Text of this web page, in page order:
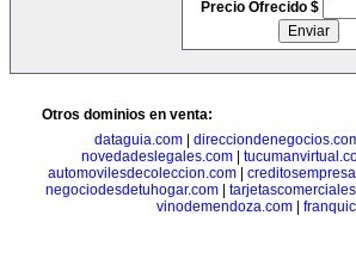
Precio Ofrecido $
Otros dominios en venta:
dataguia.com|
novedadeslegales.com
automovilesdecoleccion.com
negociodesdetuhogar.com
vinodemendoza.com|